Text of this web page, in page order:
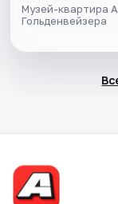
Музей-квартира
Гольденвейзера